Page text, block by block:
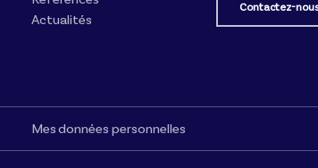
Actualités
Contactez-
Mes données personnelles